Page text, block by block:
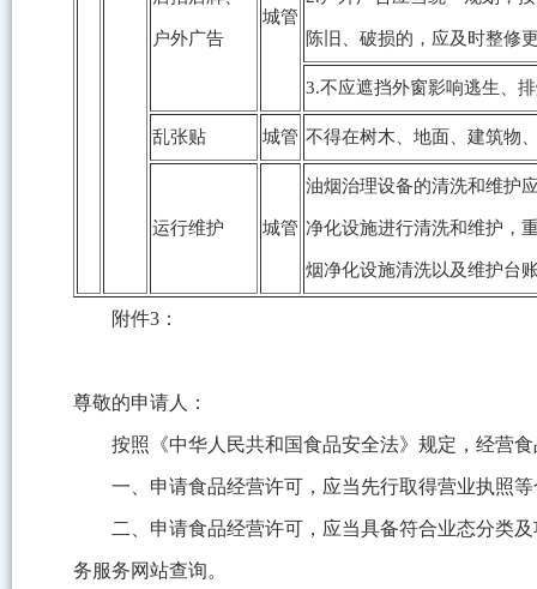
户外广告
城管
陈旧、破损的，应及时整修
3.不应遮挡外窗影响逃生、
乱张贴 城管 不得在树木、地面、建筑物
运行维护 城管
油烟治理设备的清洗和维护
净化设施进行清洗和维护，
烟净化设施清洗以及维护台
附件3：
尊敬的申请人：
按照《中华人民共和国食品安全法》规定，经营
一、申请食品经营许可，应当先行取得营业执照
二、申请食品经营许可，应当具备符合业态分类
务服务网站查询。